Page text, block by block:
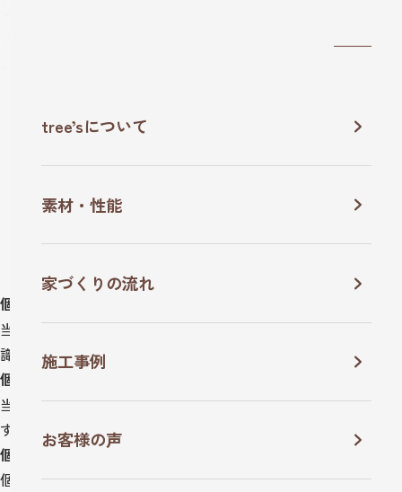
プライバシーポリシー
プライバシーポリシー
個人情報保護方針
当社は、高度情報通信社会における個人情報保護の重要性を認
識し、以下の方針に基づき個人情報の保護に努めます。
個人情報の取得について
当社は、適法かつ公正な手段によって、個人情報を取得致しま
す。
個人情報の利用について
個人情報の具体的な利用目的は以下のとおりです。
tree’sについて
素材・性能
家づくりの流れ
施工事例
お客様の声